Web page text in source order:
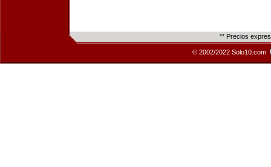
** Precios
© 2002/2022 Solo10.com